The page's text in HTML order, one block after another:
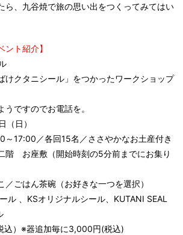
ら、九谷焼で旅の思い出をつくってみてはい
ント紹介】
けクタニシール」をつかったワークショップ
うですのでお電話を。
（日）
17:00／各回15名／ささやかなお土産付き
お座敷（開始時刻の5分前までにお集り
／ごはん茶碗（お好きな一つを選択）
ル 、KSオリジナルシール、KUTANI SEAL
込）※器追加毎に3,000円(税込)